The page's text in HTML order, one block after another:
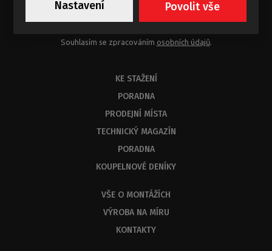
Souhlasím se zpracováním osobních údajů.
KE STAŽENÍ
PORADNA
PRODEJNÍ MÍSTA
TECHNICKÝ MAGAZÍN
PORADNA
KOUPELNOVÉ DENÍKY
VŠE O MONTÁŽÍCH
VÝROBA NA MÍRU
KONTAKTY
Nastavení Povolit vše